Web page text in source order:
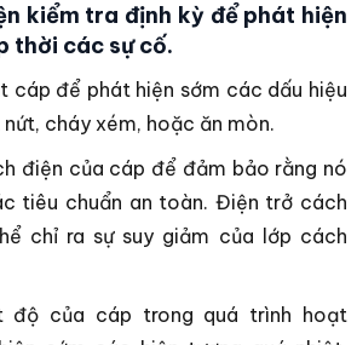
kiểm tra định kỳ để phát hiện
thời các sự cố.
cáp để phát hiện sớm các dấu hiệu
nứt, cháy xém, hoặc ăn mòn.
điện của cáp để đảm bảo rằng nó
tiêu chuẩn an toàn. Điện trở cách
chỉ ra sự suy giảm của lớp cách
độ của cáp trong quá trình hoạt